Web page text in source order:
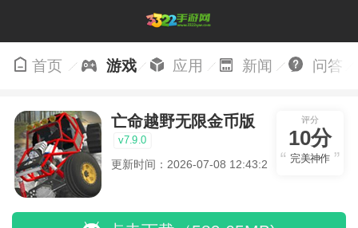
首页 游戏 应用 新闻 问答
亡命越野无限金币版
v7.9.0
更新时间：2026-07-08 12:43:21
评分
10分
完美神作